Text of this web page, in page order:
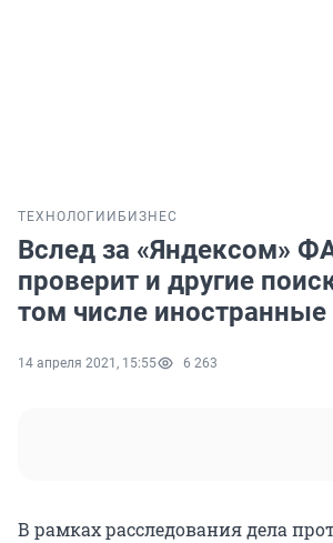
ТЕХНОЛОГИИ БИЗНЕС
Вслед за «Яндексом»
проверит и другие
том числе иностранные
14 апреля 2021, 15:55 6 263
В рамках расследования дела